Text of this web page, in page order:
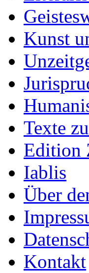
Kunst
Texte
Edition
Iablis
Über
Kontakt